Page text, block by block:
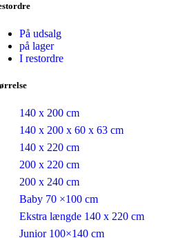
På udsalg
på lager
I restordre
140 x 200 cm
140 x 200 x 60 x 63 cm
140 x 220 cm
200 x 220 cm
200 x 240 cm
Baby 70 ×100 cm
Ekstra længde 140 x 220 cm
Junior 100×140 cm